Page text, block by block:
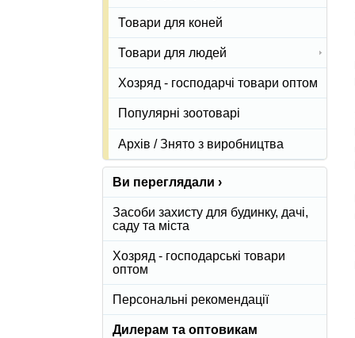
Товари для коней
Товари для людей
Хозряд - господарчі товари оптом
Популярні зоотоварі
Архів / Знято з виробництва
Ви переглядали ›
Засоби захисту для будинку, дачі,
саду та міста
Хозряд - господарські товари
оптом
Персональні рекомендації
Дилерам та оптовикам